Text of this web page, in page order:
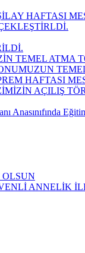
HAFTASI
TEMEL ATMA
HAFTASI
AÇILIŞ
Anasınıfında
ANNELİK